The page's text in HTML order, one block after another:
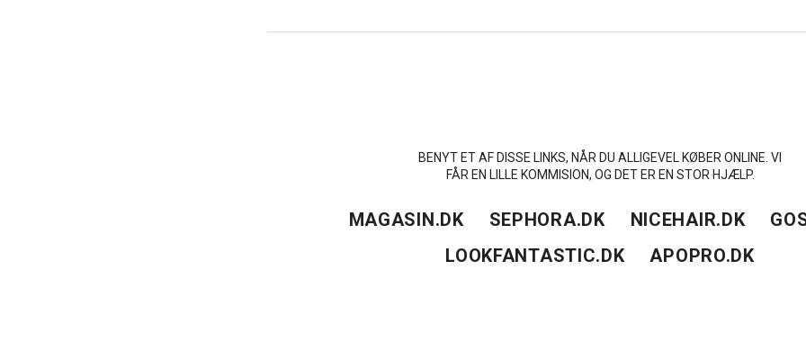
BENYT ET AF DISSE LINKS, NÅR DU ALLIGEVEL KØBER ONLINE. VI
FÅR EN LILLE KOMMISION, OG DET ER EN STOR HJÆLP.
MAGASIN.DK SEPHORA.DK NICEHAIR.DK
LOOKFANTASTIC.DK
APOPRO.DK